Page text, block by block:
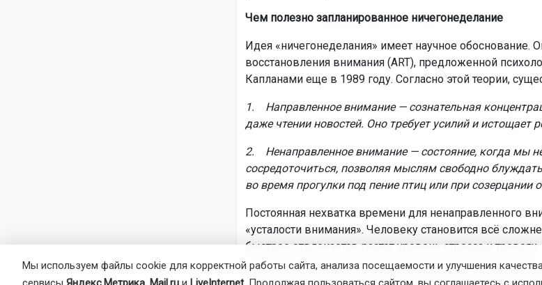
Чем полезно запланированное ничегонеделание
Идея «ничегонеделания» имеет научное обоснование.
восстановления внимания (ART), предложенной
Капланами еще в 1989 году. Согласно этой теории,
1. Направленное внимание — сознательная
даже чтении новостей. Оно требует усилий и истощает
2. Ненаправленное внимание — состояние, когда мы
сосредоточиться, позволяя мыслям свободно
во время прогулки под пение птиц или при созерцании
Постоянная нехватка времени для ненаправленного
«усталости внимания». Человеку становится всё
быстрее отвлекается, растет уровень стресса и тревоги.
В прошлом паузы в ожидании автобуса или в очереди
Мы используем файлы cookie для корректной работы сайта, анализа посещаемости и улучшения